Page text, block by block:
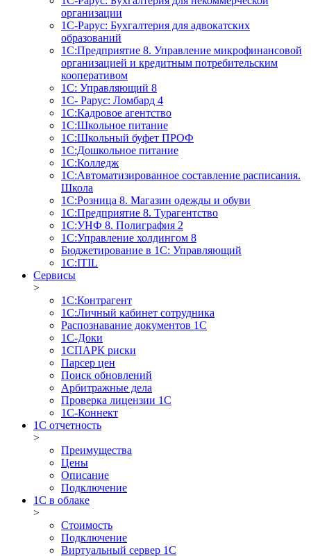
организации
1С-Рарус: Бухгалтерия для адвокатских
образований
1С:Предприятие 8. Управление микрофинансовой
организацией и кредитным потребительским
кооперативом
1С: Управляющий 8
1С- Рарус: Ломбард 4
1С:Кадровое агентство
1С:Школьное питание
1С:Школьный буфет ПРОФ
1C:Дошкольное питание
1С:Колледж
1С:Автоматизированное составление расписания.
Школа
1С:Розница 8. Магазин одежды и обуви
1С:Предприятие 8. Турагентство
1С:УНФ 8. Полиграфия 2
1С:Управление холдингом 8
Бюджетирование в 1С: Управляющий
1С:ITIL
Сервисы
>
1C:Контрагент
1С:Личный кабинет сотрудника
Распознавание документов 1С
1С-Доки
1CПАРК риски
Парсер цен
Поиск обновлений
Арбитражные дела
Проверка лицензии 1С
1С-Коннект
1C отчетность
>
Преимущества
Цены
Описание
Подключение
1С в облаке
>
Стоимость
Подключение
Виртуальный сервер 1С